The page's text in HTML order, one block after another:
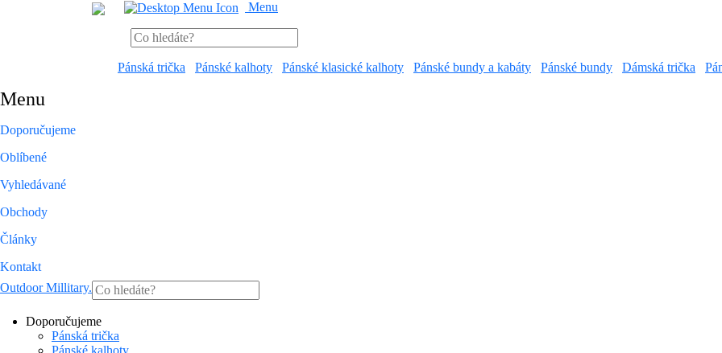
Menu
Pánská trička Pánské kalhoty Pánské klasické kalhoty Pánské bundy a kabáty Pánské bundy Dámská trička
Menu
Doporučujeme
Oblíbené
Vyhledávané
Obchody
Články
Kontakt
Outdoor Millitary.
Doporučujeme
Pánská trička